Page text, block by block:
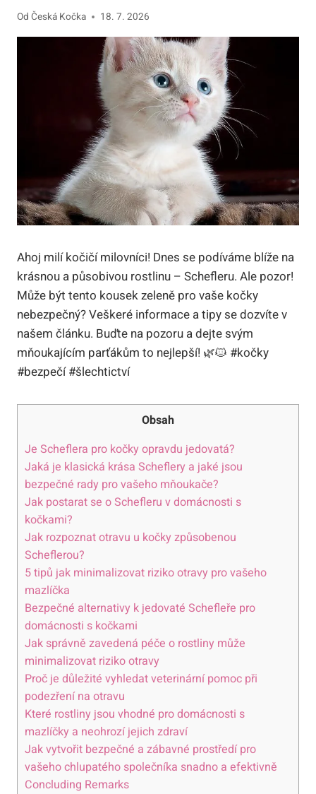
Od Česká Kočka 18. 7. 2026
Ahoj milí kočičí milovníci! Dnes se podíváme blíže na
krásnou a působivou rostlinu – Schefleru. Ale pozor!
Může být tento kousek zeleně pro vaše kočky
nebezpečný? Veškeré informace a tipy se dozvíte v
našem článku. Buďte na pozoru a dejte svým
mňoukajícím parťákům to nejlepší! 🌿🐱 #kočky
#bezpečí #šlechtictví
Obsah
Je Scheflera pro kočky opravdu jedovatá?
Jaká je klasická krása Scheflery a jaké jsou
bezpečné rady pro vašeho mňoukače?
Jak postarat se o Schefleru v domácnosti s
kočkami?
Jak rozpoznat otravu u kočky způsobenou
Scheflerou?
5 tipů jak minimalizovat riziko otravy pro vašeho
mazlíčka
Bezpečné alternativy k jedovaté Schefleře pro
domácnosti s kočkami
Jak správně zavedená péče o rostliny může
minimalizovat riziko otravy
Proč je důležité vyhledat veterinární pomoc při
podezření na otravu
Které rostliny jsou vhodné pro domácnosti s
mazlíčky a neohrozí jejich zdraví
Jak vytvořit bezpečné a zábavné prostředí pro
vašeho chlupatého společníka snadno a efektivně
Concluding Remarks